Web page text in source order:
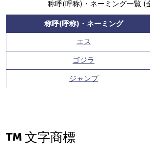
称呼(呼称)・ネーミング一覧 (
称呼(呼称)・ネーミング
エス
ゴジラ
ジャンプ
文字商標